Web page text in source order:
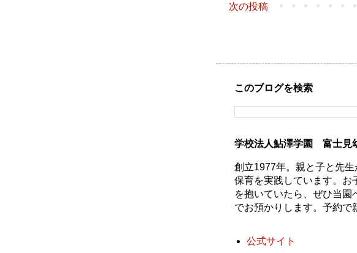
次の投稿
このブログを検索
学校法人鮎澤学園 富士見
創立1977年。親と子と先
保育を実践しています。お
を抱いていたら、ぜひ当園
でお預かりします。予約で
公式サイト